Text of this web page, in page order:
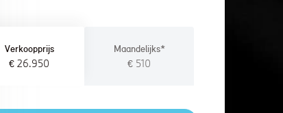
Verkoopprijs
€ 26.950
Maandelijks*
€ 510